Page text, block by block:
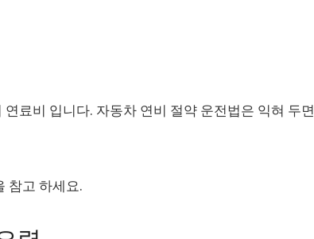
료비 입니다. 자동차 연비 절약 운전법은 익혀 두면
참고 하세요.